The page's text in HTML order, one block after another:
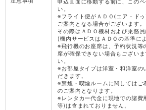
申込画面に移動する前に、この
い。
※フライト便がＡＤＯ(エア・ド
ご案内となる場合がございます。
その際はＡＤＯ機材および乗務員
(機内サービスはＡＤＯの基準に
※飛行機のお座席は、予約状況等
席が確保できない場合もござい
い。
※お部屋タイプは洋室・和洋室の
だきます。
※禁煙・喫煙ルームに関してはご
のご案内となります。
※レンタカー代金に現地での諸費
等)は含まれておりません。